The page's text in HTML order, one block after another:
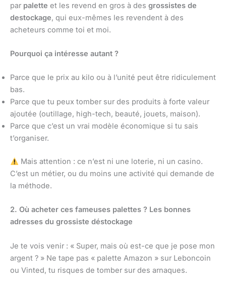
par palette et les revend en gros à des grossistes de
destockage, qui eux-mêmes les revendent à des
acheteurs comme toi et moi.
Pourquoi ça intéresse autant ?
Parce que le prix au kilo ou à l’unité peut être ridiculement
bas.
Parce que tu peux tomber sur des produits à forte valeur
ajoutée (outillage, high-tech, beauté, jouets, maison).
Parce que c’est un vrai modèle économique si tu sais
t’organiser.
Mais attention : ce n’est ni une loterie, ni un casino.
C’est un métier, ou du moins une activité qui demande de
la méthode.
2. Où acheter ces fameuses palettes ? Les bonnes
adresses du grossiste déstockage
Je te vois venir : « Super, mais où est-ce que je pose mon
argent ? » Ne tape pas « palette Amazon » sur Leboncoin
ou Vinted, tu risques de tomber sur des arnaques.